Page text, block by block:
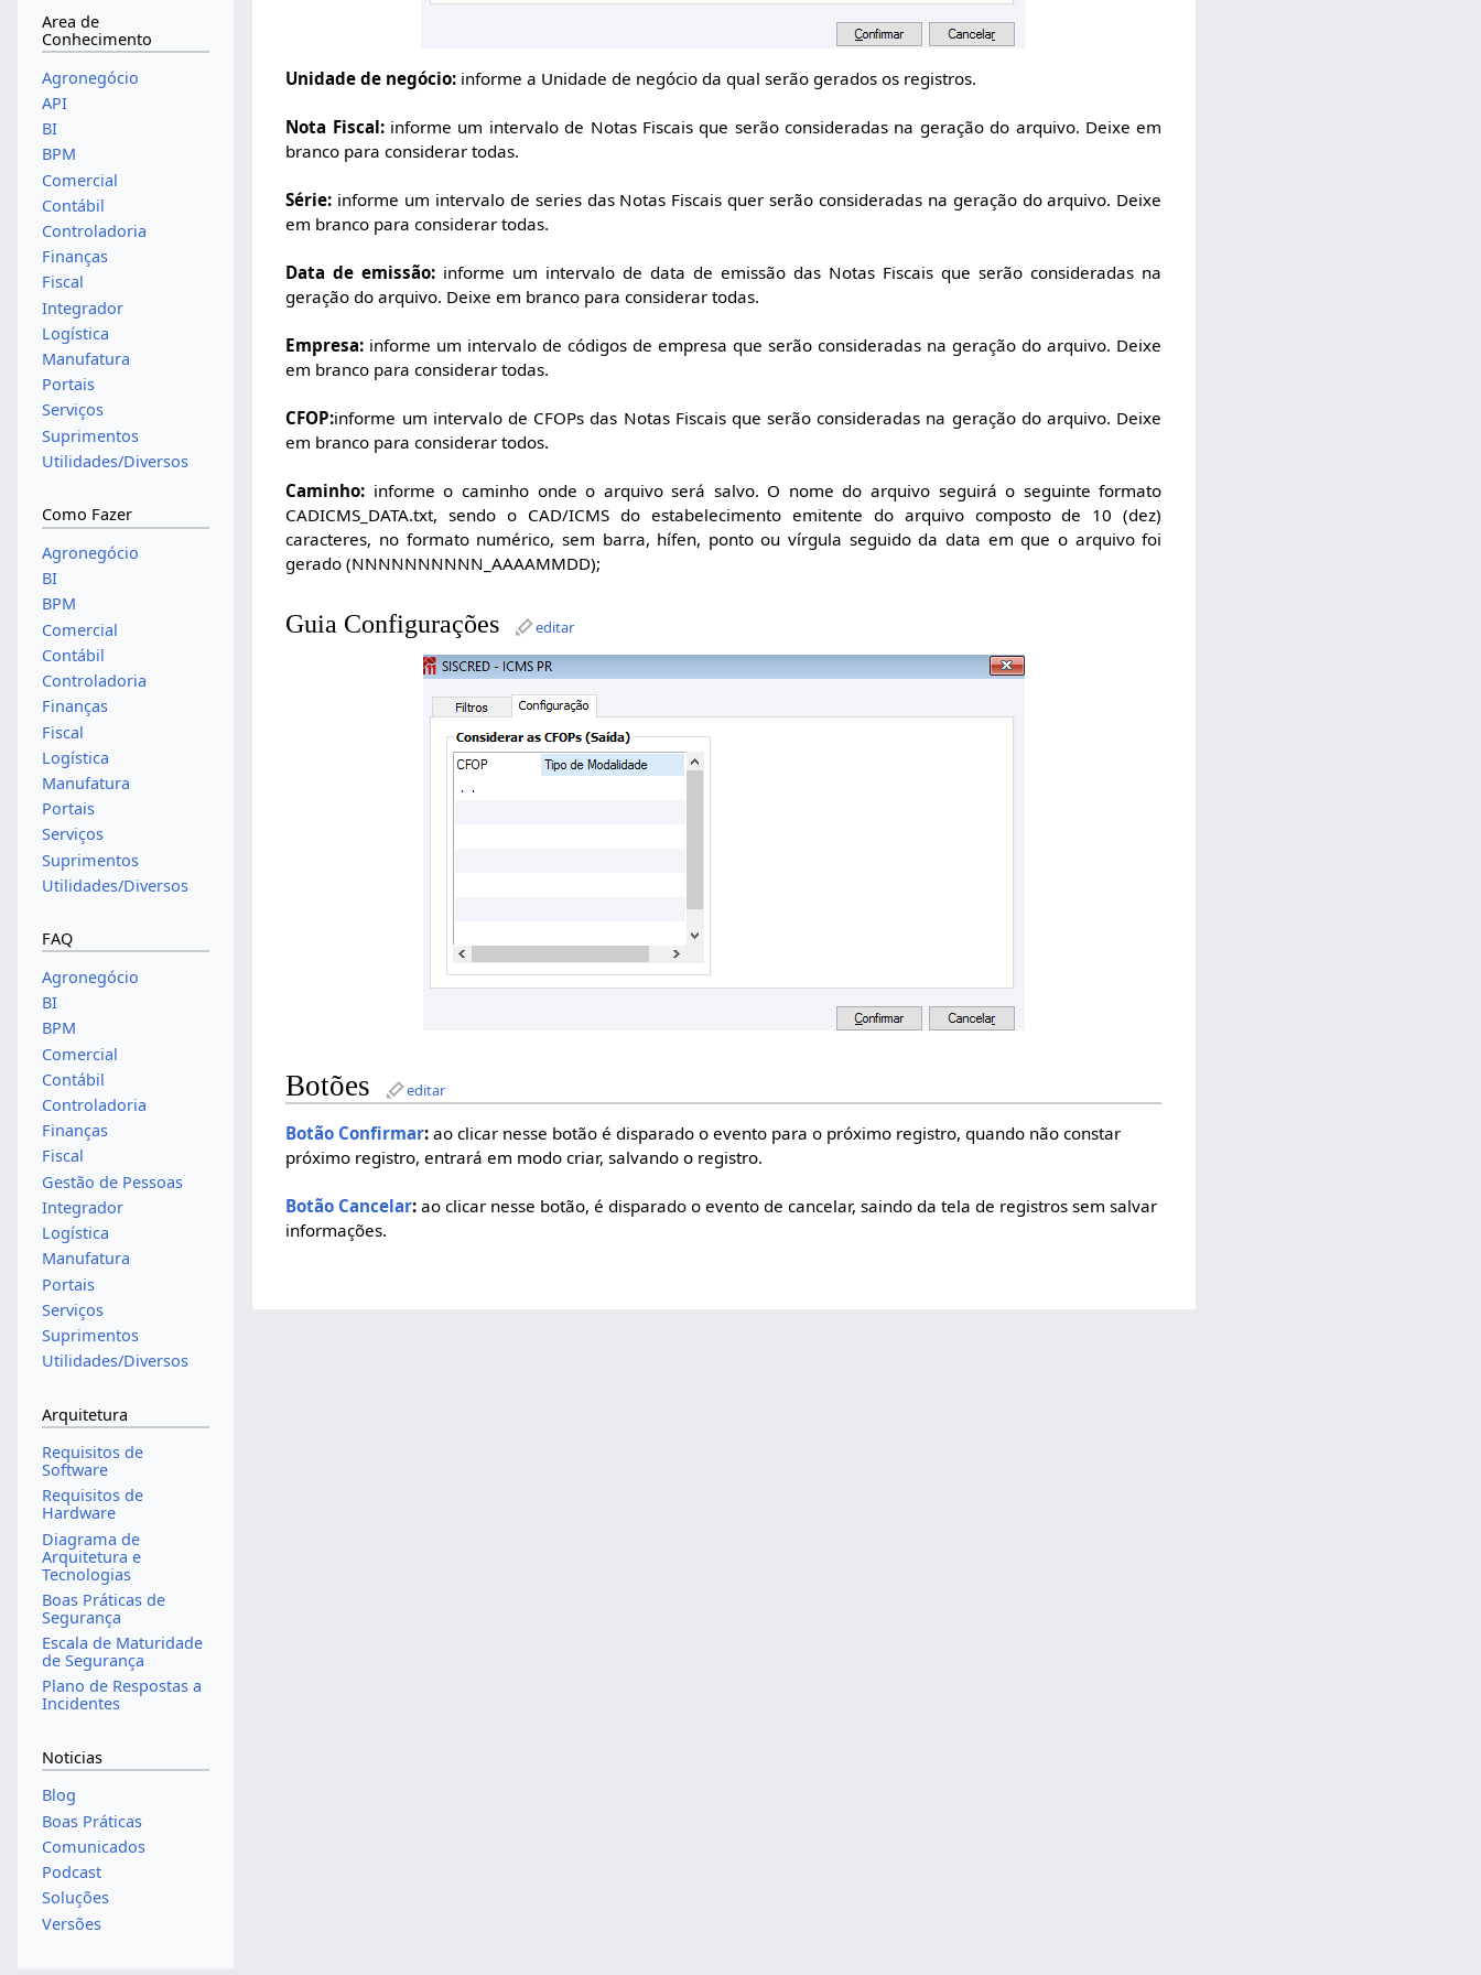
Unidade de negócio: informe a Unidade de negócio da qual serão gerados os registros.
Nota Fiscal:informe um intervalo de Notas Fiscais que serão consideradas na geração do arquivo. Deixe em
branco para considerar todas.
Série: informe um intervalo de series das Notas Fiscais quer serão consideradas na geração do arquivo. Deixe
em branco para considerar todas.
Data de emissão: informe um intervalo de data de emissão das Notas Fiscais que serão consideradas na
geração do arquivo. Deixe em branco para considerar todas.
Empresa: informe um intervalo de códigos de empresa que serão consideradas na geração do arquivo. Deixe
em branco para considerar todas.
CFOP:informe um intervalo de CFOPs das Notas Fiscais que serão consideradas na geração do arquivo. Deixe
em branco para considerar todos.
Caminho: informe o caminho onde o arquivo será salvo. O nome do arquivo seguirá o seguinte formato
CADICMS_DATA.txt, sendo o CAD/ICMS do estabelecimento emitente do arquivo composto de 10 (dez)
caracteres, no formato numérico, sem barra, hífen, ponto ou vírgula seguido da data em que o arquivo foi
gerado (NNNNNNNNNN_AAAAMMDD);
Guia Configurações editar
Botões editar
Botão Confirmar: ao clicar nesse botão é disparado o evento para o próximo registro, quando não constar
próximo registro, entrará em modo criar, salvando o registro.
Botão Cancelar: ao clicar nesse botão, é disparado o evento de cancelar, saindo da tela de registros sem salvar
informações.
Area de
Conhecimento
Agronegócio
API
BI
BPM
Comercial
Contábil
Controladoria
Finanças
Fiscal
Integrador
Logística
Manufatura
Portais
Serviços
Suprimentos
Utilidades/Diversos
Como Fazer
Agronegócio
BI
BPM
Comercial
Contábil
Controladoria
Finanças
Fiscal
Logística
Manufatura
Portais
Serviços
Suprimentos
Utilidades/Diversos
FAQ
Agronegócio
BI
BPM
Comercial
Contábil
Controladoria
Finanças
Fiscal
Gestão de Pessoas
Integrador
Logística
Manufatura
Portais
Serviços
Suprimentos
Utilidades/Diversos
Arquitetura
Requisitos de
Software
Requisitos de
Hardware
Diagrama de
Arquitetura e
Tecnologias
Boas Práticas de
Segurança
Escala de Maturidade
de Segurança
Plano de Respostas a
Incidentes
Noticias
Blog
Boas Práticas
Comunicados
Podcast
Soluções
Versões